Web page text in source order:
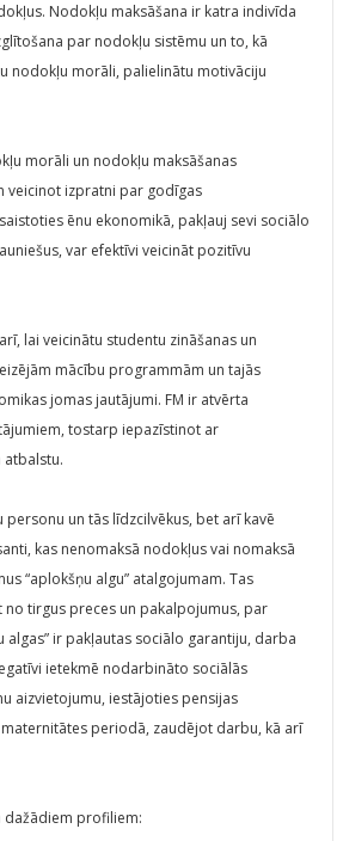
Nodokļu maksāšana ir katra indivīda
par nodokļu sistēmu un to, kā
nodokļu morāli, palielinātu motivāciju
morāli un nodokļu maksāšanas
veicinot izpratni par godīgas
ēnu ekonomikā, pakļauj sevi sociālo
var efektīvi veicināt pozitīvu
lai veicinātu studentu zināšanas un
mācību programmām un tajās
jomas jautājumi. FM ir atvērta
tostarp iepazīstinot ar
un tās līdzcilvēkus, bet arī kavē
kas nenomaksā nodokļus vai nomaksā
“aplokšņu algu” atalgojumam. Tas
tirgus preces un pakalpojumus, par
algas” ir pakļautas sociālo garantiju, darba
ietekmē nodarbināto sociālās
aizvietojumu, iestājoties pensijas
periodā, zaudējot darbu, kā arī
dažādiem profiliem: